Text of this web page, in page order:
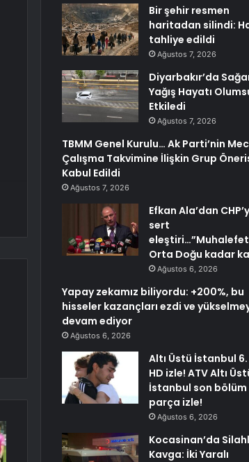
Bir şehir resmen
haritadan silindi:
tahliye edildi
Ağustos 7, 2026
Diyarbakır’da
Yağış Hayatı
Etkiledi
Ağustos 7, 2026
TBMM Genel Kurulu… Ak Parti’nin
Çalışma Takvimine İlişkin Grup
Kabul Edildi
Ağustos 7, 2026
Efkan Ala’dan
sert
Orta Doğu kadar
Ağustos 6, 2026
Yapay zekamız biliyordu: +200%, bu
hisseler kazançları ezdi ve
devam ediyor
Ağustos 6, 2026
Altı Üstü İstanbul 6.
HD izle! ATV Altı
İstanbul son
parça izle!
Ağustos 6, 2026
Kocasinan’da
Kavga: İki Yaralı